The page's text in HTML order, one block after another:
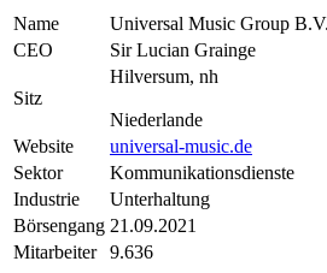
Name
Universal Music Group B.V.
CEO
Sir Lucian Grainge
Sitz
Hilversum, nh
Niederlande
Website
universal-music.de
Sektor
Kommunikationsdienste
Industrie
Unterhaltung
Börsengang 21.09.2021
Mitarbeiter
9.636